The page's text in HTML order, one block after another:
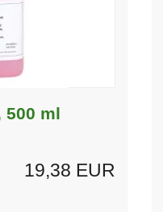
500 ml
19,38 EUR